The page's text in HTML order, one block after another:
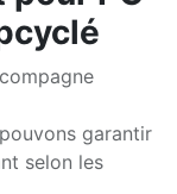
garantir
selon les